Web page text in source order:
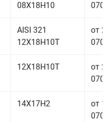
08Х18Н10
AISI 321
12Х18Н10Т
от
12Х18Н10Т
от
14Х17Н2
от